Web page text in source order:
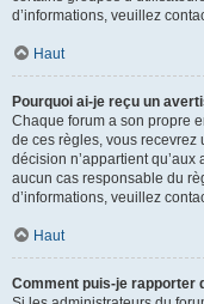
d’informations, veuillez
Haut
Pourquoi ai-je reçu un
Chaque forum a son propre
de ces règles, vous recevrez
décision n’appartient
aucun cas responsable du
d’informations, veuillez
Haut
Comment puis-je rapporter